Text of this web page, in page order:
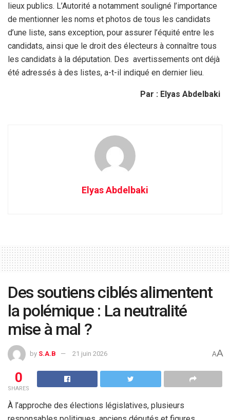
lieux publics. L’Autorité a notamment souligné l’importance
de mentionner les noms et photos de tous les candidats
d’une liste, sans exception, pour assurer l’équité entre les
candidats, ainsi que le droit des électeurs à connaître tous
les candidats à la députation. Des avertissements ont déjà
été adressés à des listes, a-t-il indiqué en dernier lieu.
Par : Elyas Abdelbaki
Elyas Abdelbaki
Des soutiens ciblés alimentent
la polémique : La neutralité
mise à mal ?
by S.A.B 21 juin 2026 AA
0
SHARES
À l’approche des élections législatives, plusieurs